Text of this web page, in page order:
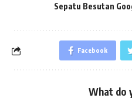
Sepatu Besutan
Facebook
What do